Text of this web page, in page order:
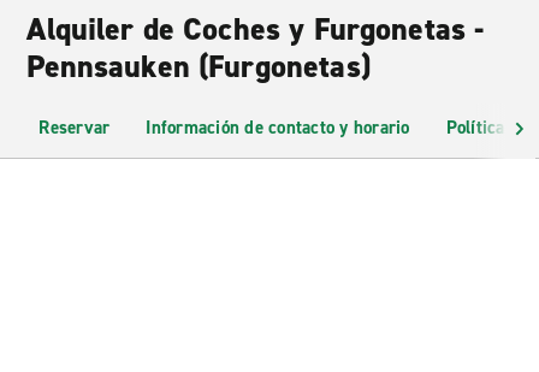
Alquiler de Coches y Furgonetas -
Pennsauken (Furgonetas)
Reservar Información de contacto y horario Políticas